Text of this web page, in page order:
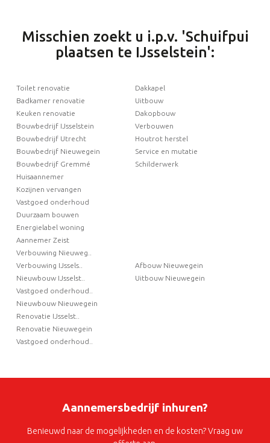
Misschien zoekt u i.p.v. 'Schuifpui
plaatsen te IJsselstein':
Toilet renovatie
Badkamer renovatie
Keuken renovatie
Bouwbedrijf IJsselstein
Bouwbedrijf Utrecht
Bouwbedrijf Nieuwegein
Bouwbedrijf Gremmé
Dakkapel
Uitbouw
Dakopbouw
Verbouwen
Houtrot herstel
Service en mutatie
Schilderwerk
Huisaannemer
Kozijnen vervangen
Vastgoed onderhoud
Duurzaam bouwen
Energielabel woning
Aannemer Zeist
Verbouwing Nieuweg..
Verbouwing IJssels..
Nieuwbouw IJsselst..
Vastgoed onderhoud..
Nieuwbouw Nieuwegein
Renovatie IJsselst..
Renovatie Nieuwegein
Vastgoed onderhoud..
Afbouw Nieuwegein
Uitbouw Nieuwegein
Aannemersbedrijf inhuren?
Benieuwd naar de mogelijkheden en de kosten? Vraag uw